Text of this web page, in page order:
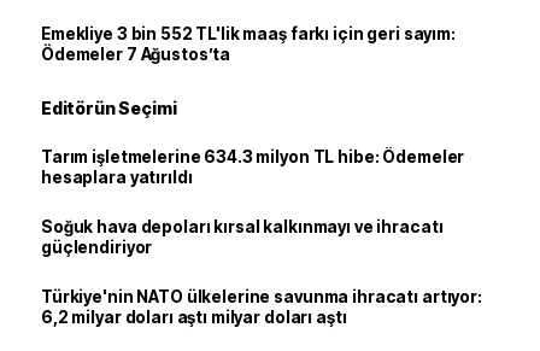
Emekliye 3 bin 552 TL'lik maaş farkı için geri sayım:
Ödemeler 7 Ağustos’ta
Editörün Seçimi
Tarım işletmelerine 634.3 milyon TL hibe: Ödemeler
hesaplara yatırıldı
Soğuk hava depoları kırsal kalkınmayı ve ihracatı
güçlendiriyor
Türkiye'nin NATO ülkelerine savunma ihracatı artıyor:
6,2 milyar doları aştı milyar doları aştı